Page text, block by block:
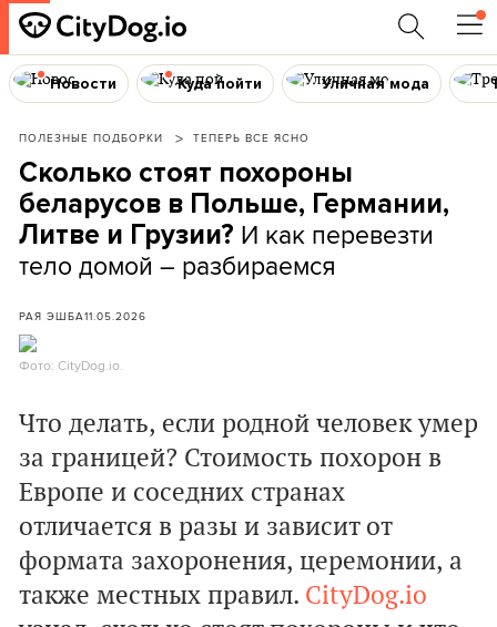
Новости Куда пойти Уличная мода
ПОЛЕЗНЫЕ ПОДБОРКИ ТЕПЕРЬ ВСЕ ЯСНО
Сколько стоят похороны
беларусов в Польше, Германии,
Литве и Грузии? И как перевезти
тело домой – разбираемся
РАЯ ЭШБА11.05.2026
Фото: CityDog.io.
Что делать, если родной человек умер
за границей? Стоимость похорон в
Европе и соседних странах
отличается в разы и зависит от
формата захоронения, церемонии, а
также местных правил. CityDog.io